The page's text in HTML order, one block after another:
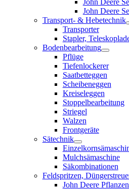
John Deere
John Deere
Transport- & Hebetechnik
Transporter
Stapler,
Bodenbearbeitung
Pflüge
Tiefenlockerer
Saatbetteggen
Scheibeneggen
Kreiseleggen
Stoppelbearbeitung
Striegel
Walzen
Frontgeräte
Sätechnik
Mulchsämaschine
Säkombinationen
Feldspritzen,
John Deere